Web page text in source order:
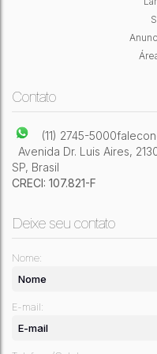
Contato
(11) 2745-5000
Avenida Dr. Luis Aires,
SP, Brasil
CRECI: 107.821-F
Deixe seu contato
Nome:
E-mail: